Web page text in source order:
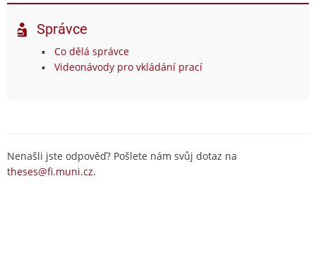
Správce
Co dělá správce
Videonávody pro vkládání prací
Nenašli jste odpověď? Pošlete nám svůj dotaz na
theses@fi.muni.cz.